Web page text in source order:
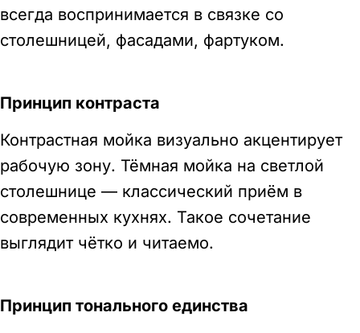
всегда воспринимается в связке со
столешницей, фасадами, фартуком.
Принцип контраста
Контрастная мойка визуально акцентирует
рабочую зону. Тёмная мойка на светлой
столешнице — классический приём в
современных кухнях. Такое сочетание
выглядит чётко и читаемо.
Принцип тонального единства